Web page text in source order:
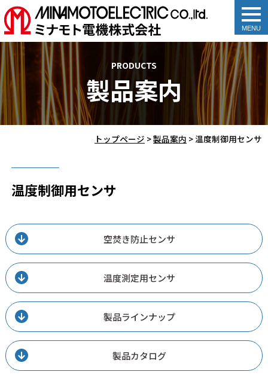
PRODUCTS
製品案内
トップページ >製品案内 > 温度制御用センサ
温度制御用センサ
空焚き防止センサ
温度測定用センサ
製品ラインナップ
製品カタログ